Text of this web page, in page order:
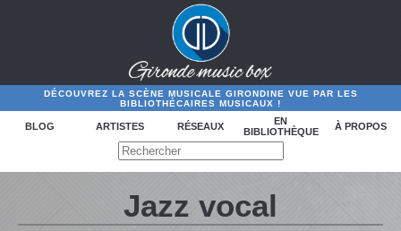
DÉCOUVREZ LA SCÈNE MUSICALE GIRONDINE VUE PAR LES
BIBLIOTHÉCAIRES MUSICAUX !
BLOG ARTISTES RÉSEAUX
EN
BIBLIOTHÈQUE
À PROPOS
Jazz vocal